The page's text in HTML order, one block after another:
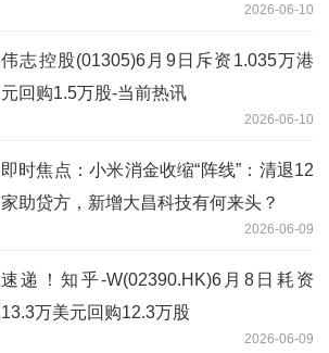
2026-06-10
伟志控股(01305)6月9日斥资1.035万港
元回购1.5万股-当前热讯
2026-06-10
即时焦点：小米消金收缩“阵线”：清退12
家助贷方，新增大昌科技有何来头？
2026-06-09
速递！知乎-W(02390.HK)6月8日耗资
13.3万美元回购12.3万股
2026-06-09